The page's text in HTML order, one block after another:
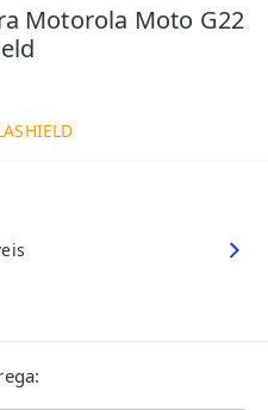
Motorola Moto G22